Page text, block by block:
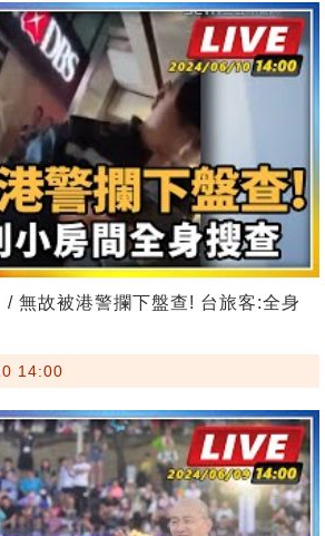
/ 無故被港警攔下盤查! 台旅客:全身
14:00